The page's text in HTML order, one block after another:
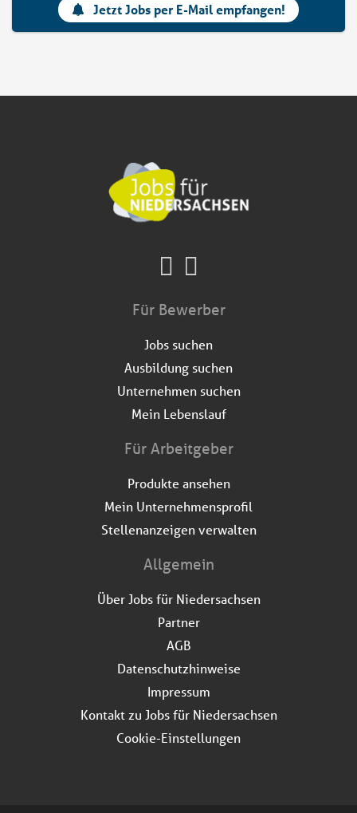
Jetzt Jobs per E-Mail empfangen!
Für Bewerber
Jobs suchen
Ausbildung suchen
Unternehmen suchen
Mein Lebenslauf
Für Arbeitgeber
Produkte ansehen
Mein Unternehmensprofil
Stellenanzeigen verwalten
Allgemein
Über Jobs für Niedersachsen
Partner
AGB
Datenschutzhinweise
Impressum
Kontakt zu Jobs für Niedersachsen
Cookie-Einstellungen